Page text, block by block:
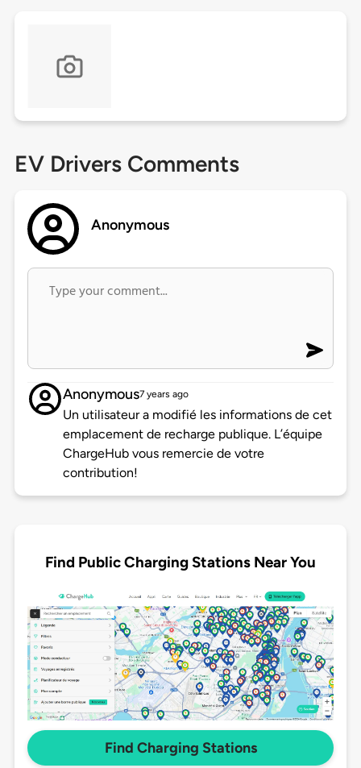
EV Drivers Comments
Anonymous
Anonymous7 years ago
Un utilisateur a modifié les informations de cet
emplacement de recharge publique. L’équipe
ChargeHub vous remercie de votre
contribution!
Find Public Charging Stations Near You
Find Charging Stations